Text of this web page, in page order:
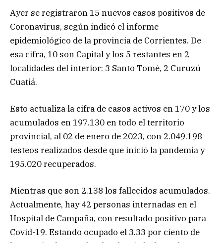
Ayer se registraron 15 nuevos casos positivos de
Coronavirus, según indicó el informe
epidemiológico de la provincia de Corrientes. De
esa cifra, 10 son Capital y los 5 restantes en 2
localidades del interior: 3 Santo Tomé, 2 Curuzú
Cuatiá.
Esto actualiza la cifra de casos activos en 170 y los
acumulados en 197.130 en todo el territorio
provincial, al 02 de enero de 2023, con 2.049.198
testeos realizados desde que inició la pandemia y
195.020 recuperados.
Mientras que son 2.138 los fallecidos acumulados.
Actualmente, hay 42 personas internadas en el
Hospital de Campaña, con resultado positivo para
Covid-19. Estando ocupado el 3.33 por ciento de